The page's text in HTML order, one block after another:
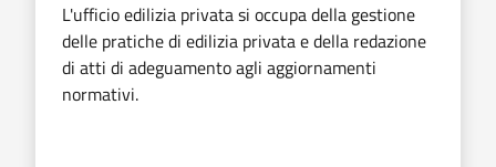
L'ufficio edilizia privata si occupa della gestione
delle pratiche di edilizia privata e della redazione
di atti di adeguamento agli aggiornamenti
normativi.